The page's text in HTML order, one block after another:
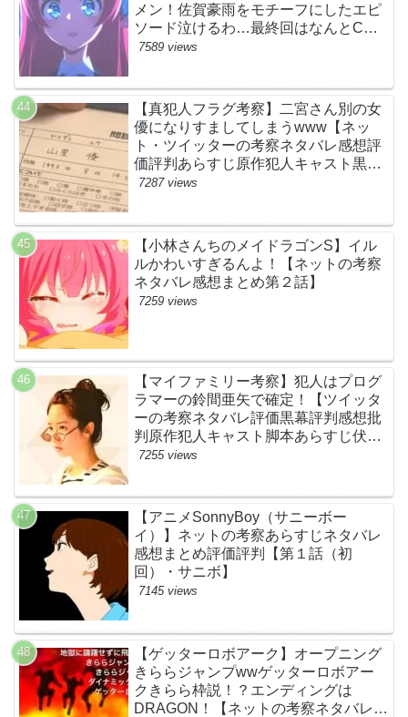
メン！佐賀豪雨をモチーフにしたエピ
ソード泣けるわ…最終回はなんとCM
なし27分ノンストップ放送！すごすぎ
7589 views
【真犯人フラグ考察】二宮さん別の女
優になりすましてしまうwww【ネッ
ト・ツイッターの考察ネタバレ感想評
価評判あらすじ原作犯人キャスト黒幕
伏線まとめ・山里亮太・蒼井優】
7287 views
【小林さんちのメイドラゴンS】イル
ルかわいすぎるんよ！【ネットの考察
ネタバレ感想まとめ第２話】
7259 views
【マイファミリー考察】犯人はプログ
ラマーの鈴間亜矢で確定！【ツイッタ
ーの考察ネタバレ評価黒幕評判感想批
判原作犯人キャスト脚本あらすじ伏線
まとめ・藤間爽子】
7255 views
【アニメSonnyBoy（サニーボー
イ）】ネットの考察あらすじネタバレ
感想まとめ評価評判【第１話（初
回）・サニボ】
7145 views
【ゲッターロボアーク】オープニング
きららジャンプwwゲッターロボアー
クきらら枠説！？エンディングは
DRAGON！【ネットの考察ネタバレ感